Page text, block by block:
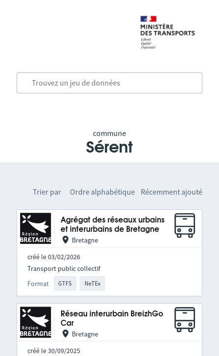
commune
Sérent
Trier par Ordre alphabétique Récemment ajouté
Agrégat des réseaux urbains
et interurbains de Bretagne
Bretagne
créé le 03/02/2026
Format GTFS NeTEx
Transport public collectif
Réseau interurbain BreizhGo
Car
Bretagne
créé le 30/09/2025